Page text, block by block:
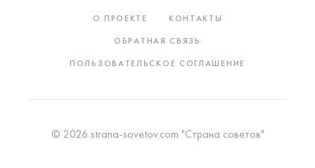
О ПРОЕКТЕ
КОНТАКТЫ
ОБРАТНАЯ СВЯЗЬ
ПОЛЬЗОВАТЕЛЬСКОЕ СОГЛАШЕНИЕ
© 2026 strana-sovetov.com "Страна советов"